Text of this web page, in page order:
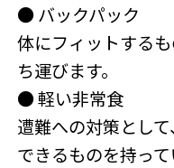
● バックパック
体にフィットする
ち運びます。
● 軽い非常食
遭難への対策とし
できるものを持って